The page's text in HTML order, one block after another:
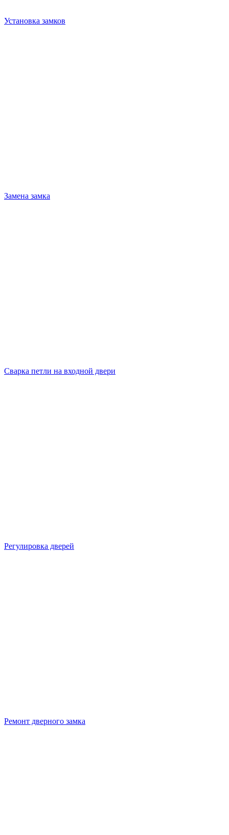
Установка замков
Замена замка
Сварка петли на входной двери
Регулировка дверей
Ремонт дверного замка